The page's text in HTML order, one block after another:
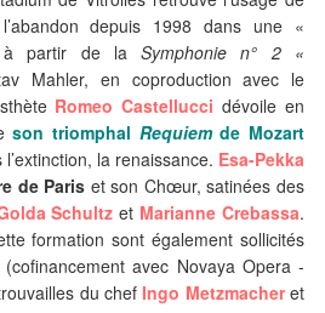
depuis 1998 dans une «
à partir de laSymphonie n° 2 «
Mahler, en coproduction avec le
Romeo Castellucci dévoile en
son triomphal Requiemde Mozart
l’extinction, la renaissance. Esa-Pekka
de Paris et son Chœur, satinées des
Schultz et Marianne Crebassa.
formation sont également sollicités
avec Novaya Opera -
du chef Ingo Metzmacheret